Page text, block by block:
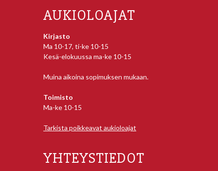
AUKIOLOAJAT
Kirjasto
Ma 10-17, ti-ke 10-15
Kesä-elokuussa ma-ke 10-15
Muina aikoina sopimuksen mukaan.
Toimisto
Ma-ke 10-15
Tarkista poikkeavat aukioloajat
YHTEYSTIEDOT